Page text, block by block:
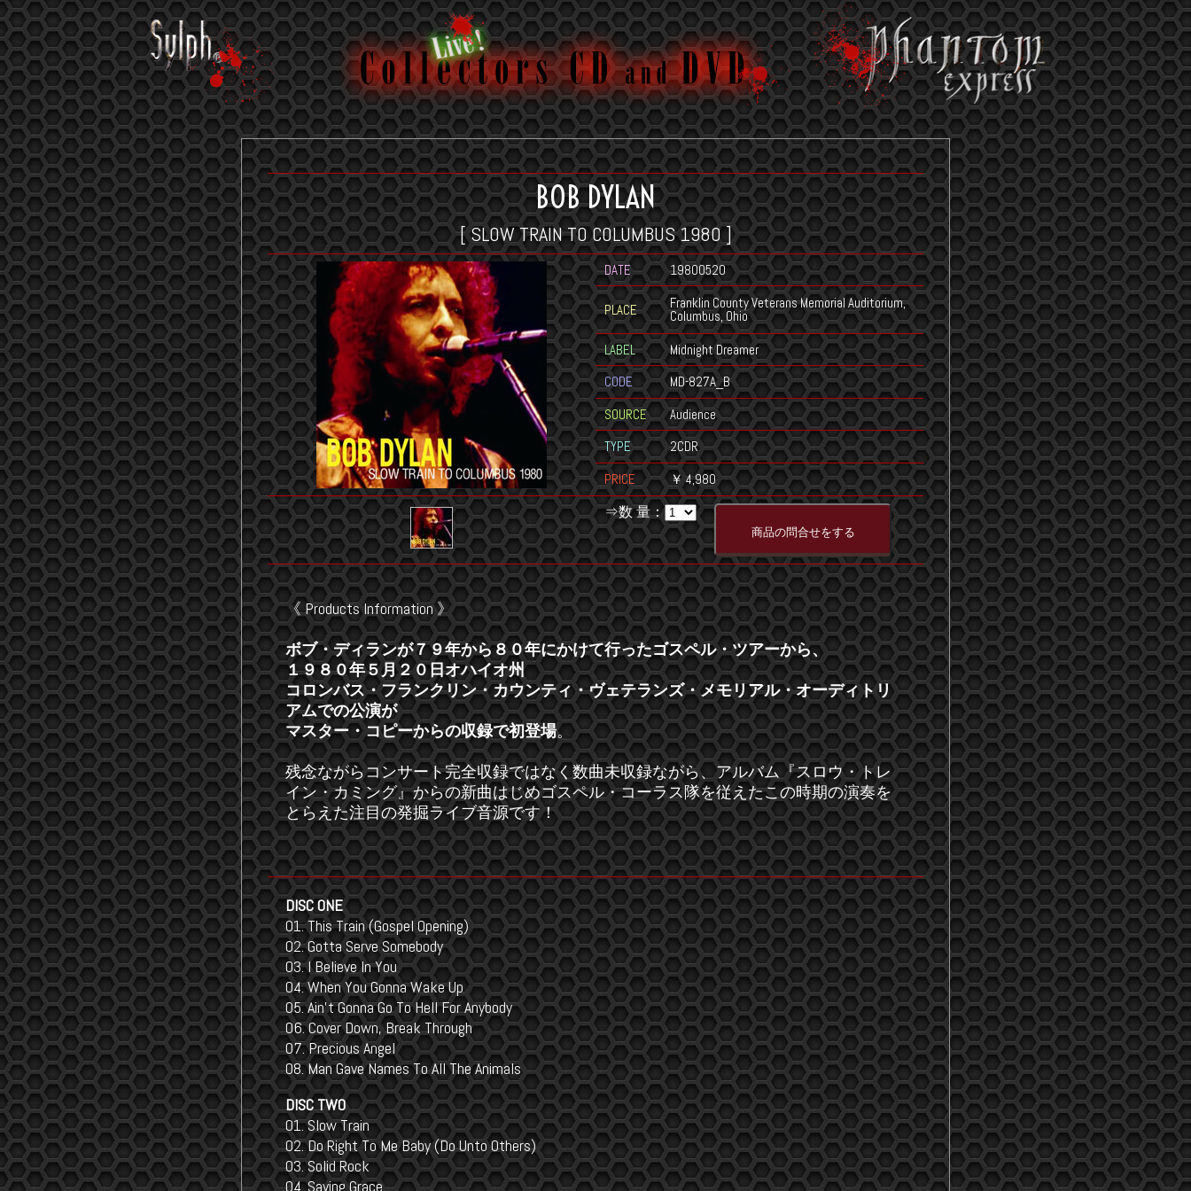
BOB DYLAN
[ SLOW TRAIN TO COLUMBUS 1980 ]
DATE 19800520
PLACE Franklin County Veterans Memorial Auditorium,
Columbus, Ohio
LABEL
Midnight Dreamer
CODE
MD-827A_B
SOURCE
Audience
TYPE
2CDR
PRICE
￥ 4,980
⇒数 量：
《 Products Information 》
ボブ・ディランが７９年から８０年にかけて行ったゴスペル・ツアーから、
１９８０年５月２０日オハイオ州
コロンバス・フランクリン・カウンティ・ヴェテランズ・メモリアル・オーディトリ
アムでの公演が
マスター・コピーからの収録で初登場。
残念ながらコンサート完全収録ではなく数曲未収録ながら、アルバム『スロウ・トレ
イン・カミング』からの新曲はじめゴスペル・コーラス隊を従えたこの時期の演奏を
とらえた注目の発掘ライブ音源です！
DISC ONE
01. This Train (Gospel Opening)
02. Gotta Serve Somebody
03. I Believe In You
04. When You Gonna Wake Up
05. Ain't Gonna Go To Hell For Anybody
06. Cover Down, Break Through
07. Precious Angel
08. Man Gave Names To All The Animals
DISC TWO
01. Slow Train
02. Do Right To Me Baby (Do Unto Others)
03. Solid Rock
04. Saving Grace